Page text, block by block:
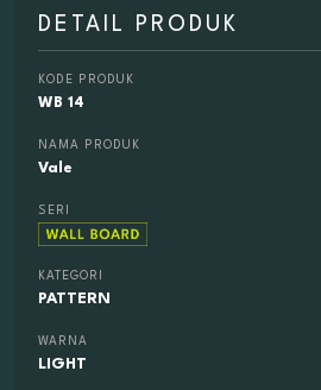
DETAIL PRODUK
KODE PRODUK
WB 14
NAMA PRODUK
Vale
SERI
KATEGORI
PATTERN
WARNA
LIGHT